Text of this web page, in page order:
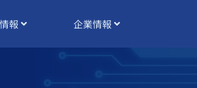
報 企業情報